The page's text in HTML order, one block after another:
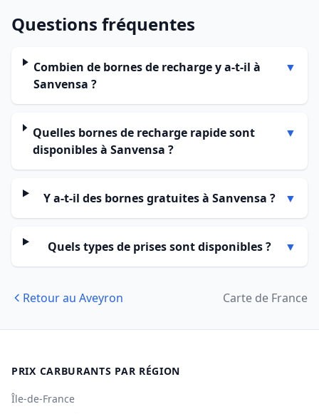
Questions fréquentes
Combien de bornes de recharge y a-t-il à
Sanvensa ?
▼
Quelles bornes de recharge rapide sont
disponibles à Sanvensa ?
▼
Y a-t-il des bornes gratuites à Sanvensa ? ▼
Quels types de prises sont disponibles ? ▼
Retour au Aveyron Carte de France
PRIX CARBURANTS PAR RÉGION
Île-de-France